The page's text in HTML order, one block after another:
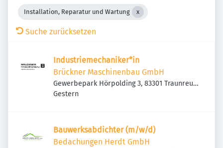
Installation, Reparatur und Wartung
Suche zurücksetzen
Industriemechaniker*in
Brückner Maschinenbau GmbH
Gewerbepark Hörpolding 3, 83301 Traunreut,
Deutschland
Veröffentlicht
Gestern
Bauwerksabdichter (m/w/d)
Bedachungen Herdt GmbH